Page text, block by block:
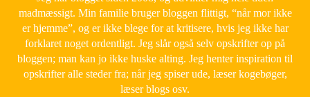
madmæssigt. Min familie bruger bloggen flittigt, “når mor ikke
er hjemme”, og er ikke blege for at kritisere, hvis jeg ikke har
forklaret noget ordentligt. Jeg slår også selv opskrifter op på
bloggen; man kan jo ikke huske alting. Jeg henter inspiration til
opskrifter alle steder fra; når jeg spiser ude, læser kogebøger,
læser blogs osv.